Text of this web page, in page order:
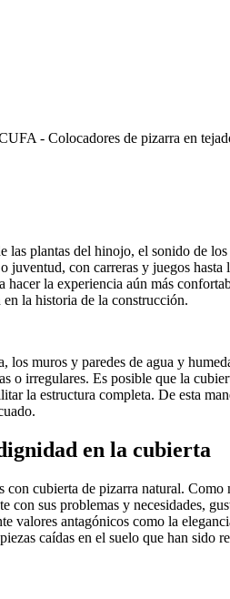
- Colocadores de pizarra en
las plantas del hinojo, el sonido de
con carreras y juegos
la experiencia aún más
la historia de la construcción.
muros y paredes de agua y
o irregulares. Es posible que la
la estructura completa. De esta
en la cubierta
cubierta de pizarra natural.
sus problemas y necesidades,
valores antagónicos como la
caídas en el suelo que han sido